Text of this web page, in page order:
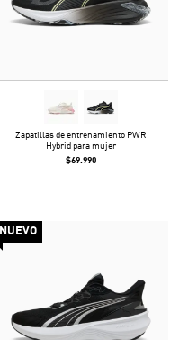
Zapatillas de entrenamiento PWR
Hybrid para mujer
$69.990
NUEVO